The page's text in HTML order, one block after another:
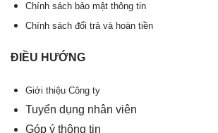
Chính sách bảo mật thông tin
Chính sách đổi trả và hoàn tiền
ĐIỀU HƯỚNG
Giới thiệu Công ty
Tuyển dụng nhân viên
Góp ý thông tin